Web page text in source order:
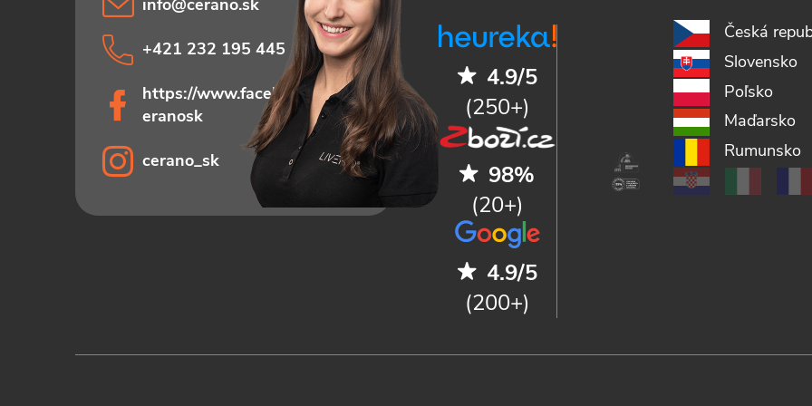
info@cerano.sk
+421 232 195 445
https://www.facebook.com/c
eranosk
cerano_sk
4.9/5
(250+)
98%
(20+)
4.9/5
(200+)
Česká
Slovensko
Poľsko
Maďarsko
Rumunsko